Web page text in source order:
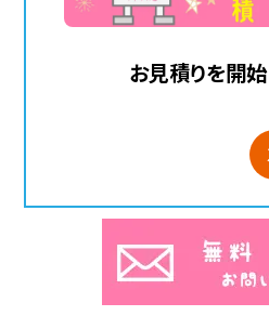
お見積りを開
スパムチェ